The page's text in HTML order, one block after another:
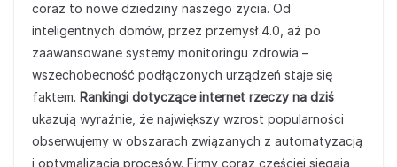
coraz to nowe dziedziny naszego życia. Od
inteligentnych domów, przez przemysł 4.0, aż po
zaawansowane systemy monitoringu zdrowia –
wszechobecność podłączonych urządzeń staje się
faktem. Rankingi dotyczące internet rzeczy na dziś
ukazują wyraźnie, że największy wzrost popularności
obserwujemy w obszarach związanych z automatyzacją
i optymalizacją procesów. Firmy coraz częściej sięgają